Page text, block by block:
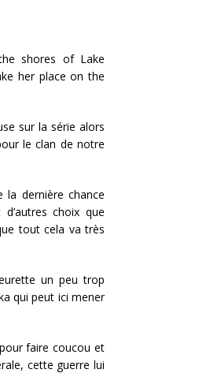
shores of Lake
her place on the
sur la série alors
le clan de notre
la dernière chance
choix que
tout cela va très
un peu trop
qui peut ici mener
faire coucou et
cette guerre lui